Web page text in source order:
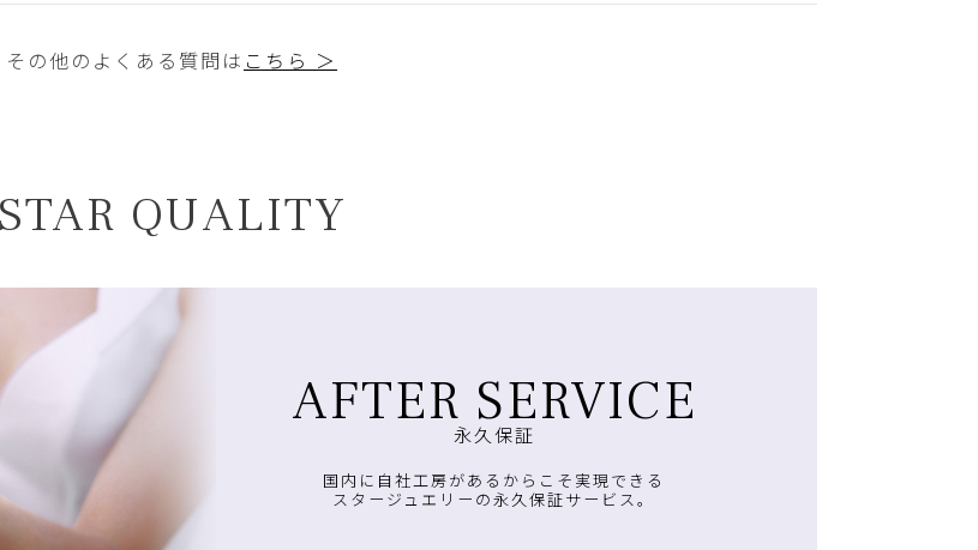
その他のよくある質問は こちら ＞
STAR QUALITY
AFTER SERVICE
永久保証
国内に自社工房があるからこそ実現できる
スタージュエリーの永久保証サービス。